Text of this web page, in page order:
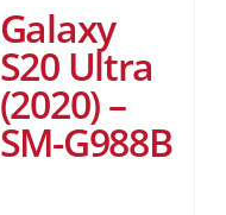
Galaxy
S20 Ultra
(2020) –
SM-G988B